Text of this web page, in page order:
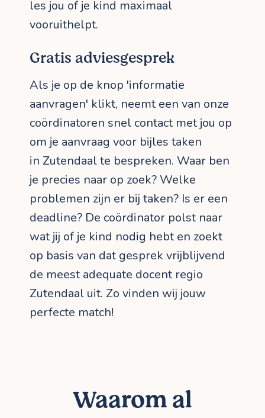
les jou of je kind maximaal
vooruithelpt.
Gratis adviesgesprek
Als je op de knop 'informatie
aanvragen' klikt, neemt een van onze
coördinatoren snel contact met jou op
om je aanvraag voor bijles taken
in Zutendaal te bespreken. Waar ben
je precies naar op zoek? Welke
problemen zijn er bij taken? Is er een
deadline? De coördinator polst naar
wat jij of je kind nodig hebt en zoekt
op basis van dat gesprek vrijblijvend
de meest adequate docent regio
Zutendaal uit. Zo vinden wij jouw
perfecte match!
Waarom al